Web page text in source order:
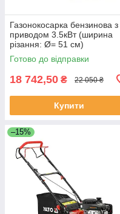
Газонокосарка бензинова з
приводом 3.5кВт (ширина
різання: Ø= 51 см)
травозбірник 62л Yato YT-
85528
Готово до відправки
18 742,50 ₴ 22 050 ₴
Купити
–15%